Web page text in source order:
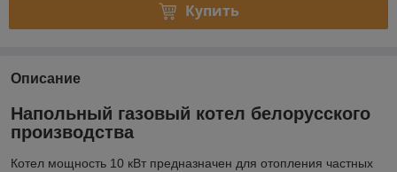
Купить
Описание
Напольный газовый котел белорусского
производства
Котел мощность 10 кВт предназначен для отопления частных